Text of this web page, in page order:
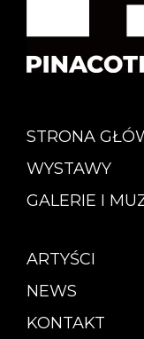
STRONA
WYSTAWY
GALERIE I
ARTYŚCI
NEWS
KONTAKT